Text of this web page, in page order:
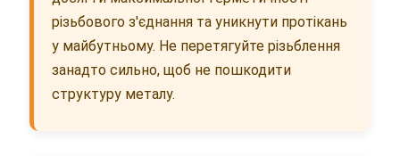
різьбового з'єднання та уникнути протікань
у майбутньому. Не перетягуйте різьблення
занадто сильно, щоб не пошкодити
структуру металу.